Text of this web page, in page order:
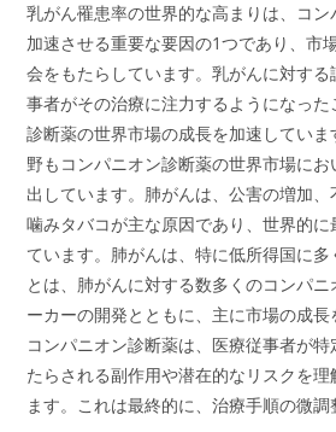
乳がん罹患率の世界的な高まりは、コ
加速させる重要な要因の1つであり、市
会をもたらしています。乳がんに対す
事者がその治療に注力するようになっ
診断薬の世界市場の成長を加速してい
野もコンパニオン診断薬の世界市場に
出しています。肺がんは、公害の増加、
噛みタバコが主な原因であり、世界的
ています。肺がんは、特に低所得国に多
とは、肺がんに対する数多くのコンパ
ーカーの開発とともに、主に市場の成長
コンパニオン診断薬は、医療従事者が
たらされる副作用や潜在的なリスクを
ます。これは最終的に、治療手順の微調